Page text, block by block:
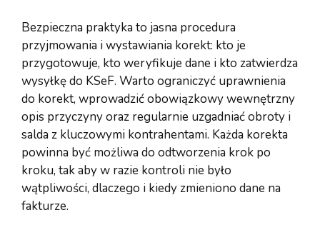
Bezpieczna praktyka to jasna procedura
przyjmowania i wystawiania korekt: kto je
przygotowuje, kto weryfikuje dane i kto zatwierdza
wysyłkę do KSeF. Warto ograniczyć uprawnienia
do korekt, wprowadzić obowiązkowy wewnętrzny
opis przyczyny oraz regularnie uzgadniać obroty i
salda z kluczowymi kontrahentami. Każda korekta
powinna być możliwa do odtworzenia krok po
kroku, tak aby w razie kontroli nie było
wątpliwości, dlaczego i kiedy zmieniono dane na
fakturze.